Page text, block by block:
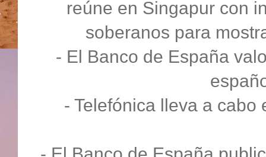
reúne en Singapur con
soberanos para
- El Banco de España
- Telefónica lleva a